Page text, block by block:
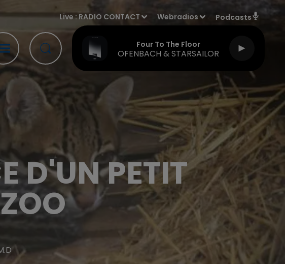
Live :RADIO CONTACT Webradios Podcasts
Four To The Floor
OFENBACH & STARSAILOR
D'UN PETIT